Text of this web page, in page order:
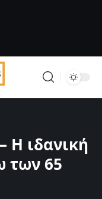
Η ιδανική
των 65